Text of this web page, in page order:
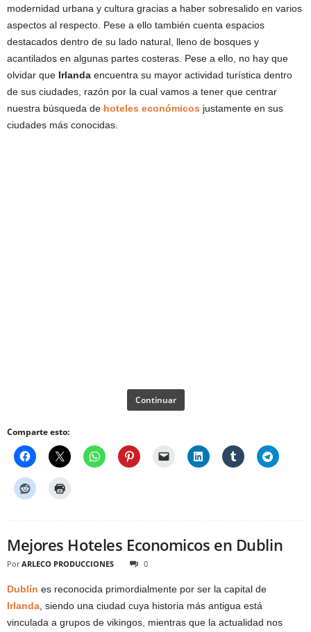
modernidad urbana y cultura gracias a haber sobresalido en varios
aspectos al respecto. Pese a ello también cuenta espacios
destacados dentro de su lado natural, lleno de bosques y
acantilados en algunas partes costeras. Pese a ello, no hay que
olvidar que Irlanda encuentra su mayor actividad turística dentro
de sus ciudades, razón por la cual vamos a tener que centrar
nuestra búsqueda de hoteles económicos justamente en sus
ciudades más conocidas.
Continuar
Comparte esto:
Mejores Hoteles Economicos en Dublin
Por ARLECO PRODUCCIONES 0
Dublín es reconocida primordialmente por ser la capital de
Irlanda , siendo una ciudad cuya historia más antigua está
vinculada a grupos de vikingos, mientras que la actualidad nos